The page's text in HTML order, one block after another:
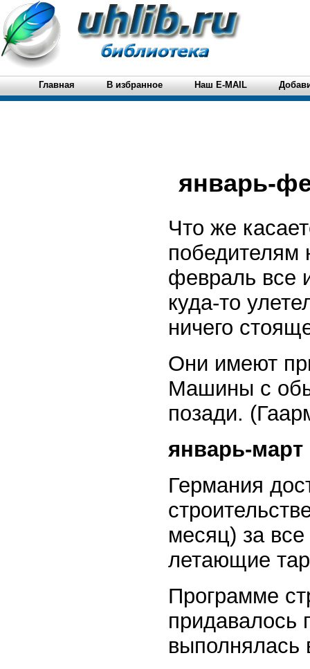
Главная В избранное Наш E-MAIL
январь-
Что же
победителям
февраль все
куда-то
ничего
Они имеют
Машины с
позади.
январь-март
Германия
месяц) за
летающие
Программе
придавалось
выполнялась